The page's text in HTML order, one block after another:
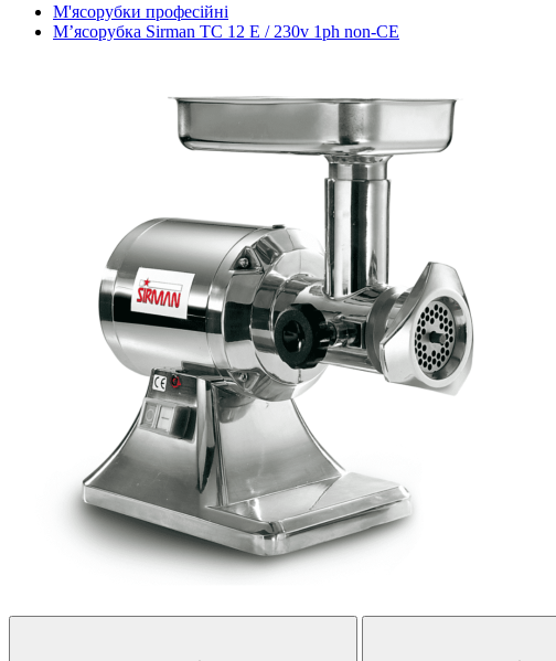
М'ясорубки професійні
М’ясорубка Sirman TC 12 E / 230v 1ph non-CE